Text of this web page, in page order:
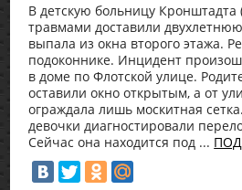
В детскую больницу Кронштадта
травмами доставили
выпала из окна второго этажа.
подоконнике. Инцидент
в доме по Флотской улице.
оставили окно открытым, а от
ограждала лишь москитная
девочки диагностировали
Сейчас она находится под ...